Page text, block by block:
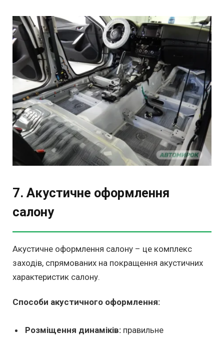
7. Акустичне оформлення
салону
Акустичне оформлення салону – це комплекс
заходів, спрямованих на покращення акустичних
характеристик салону.
Способи акустичного оформлення:
Розміщення динаміків: правильне